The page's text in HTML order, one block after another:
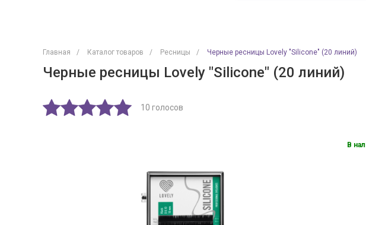
Главная / Каталог товаров / Ресницы / Черные ресницы Lovely "Silicone" (20 линий)
Черные ресницы Lovely "Silicone" (20 линий)
10 голосов
В